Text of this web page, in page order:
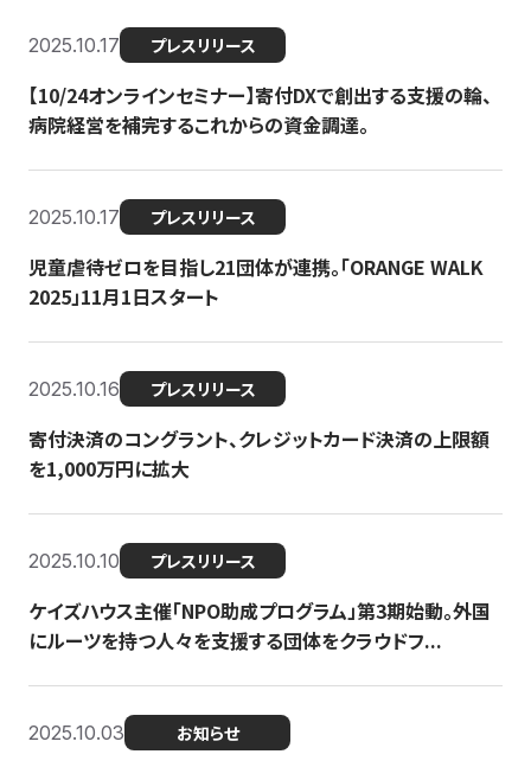
2025.10.17 プレスリリース
【10/24オンラインセミナー】寄付DXで創出する支援の輪、
病院経営を補完するこれからの資金調達。
2025.10.17 プレスリリース
児童虐待ゼロを目指し21団体が連携。「ORANGE WALK
2025」11月1日スタート
2025.10.16 プレスリリース
寄付決済のコングラント、クレジットカード決済の上限額
を1,000万円に拡大
2025.10.10 プレスリリース
ケイズハウス主催「NPO助成プログラム」第3期始動。外国
にルーツを持つ人々を支援する団体をクラウドフ...
2025.10.03 お知らせ